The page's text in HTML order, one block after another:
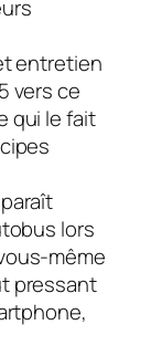
entretien
vers ce
qui le fait
lors
même
pressant